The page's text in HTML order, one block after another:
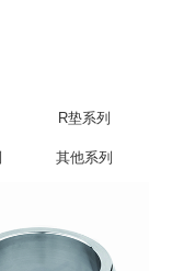
R垫系列
其他系列